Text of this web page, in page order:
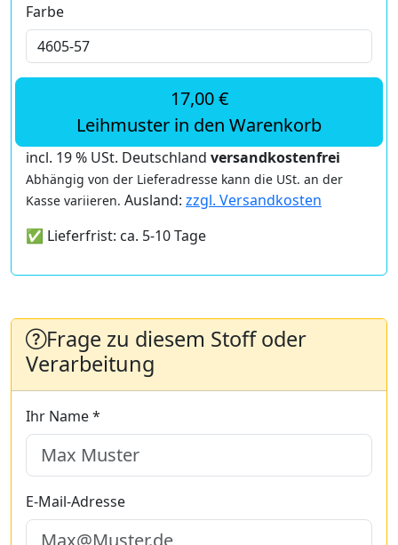
Farbe
17,00 €
Leihmuster in den Warenkorb
incl. 19 % USt. Deutschland versandkostenfrei
Abhängig von der Lieferadresse kann die USt. an der
Kasse variieren. Ausland: zzgl. Versandkosten
✅ Lieferfrist: ca. 5-10 Tage
Frage zu diesem Stoff oder
Verarbeitung
Ihr Name *
E-Mail-Adresse